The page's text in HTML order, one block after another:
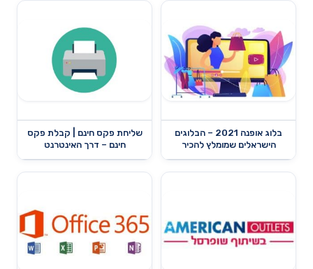
בלוג אופנה 2021 – הבלוגים
הישראלים שמומלץ להכיר
שליחת פקס חינם | קבלת פקס
חינם – דרך האינטרנט